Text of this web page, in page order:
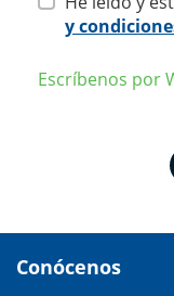
y
Escríbenos por
Conócenos